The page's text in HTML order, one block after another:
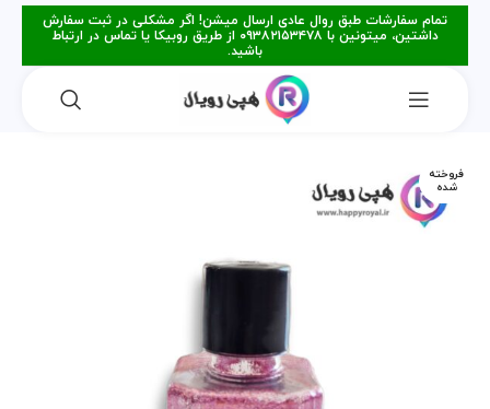
تمام سفارشات طبق روال عادی ارسال میشن! اگر مشکلی در ثبت سفارش
داشتین، میتونین با ۰۹۳۸۲۱۵۳۴۷۸ از طریق روبیکا یا تماس در ارتباط
باشید.
فروخته
شده